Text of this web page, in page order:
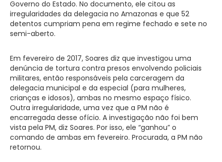
Governo do Estado. No documento, ele citou as
irregularidades da delegacia no Amazonas e que 52
detentos cumpriam pena em regime fechado e sete no
semi-aberto.
Em fevereiro de 2017, Soares diz que investigou uma
denúncia de tortura contra presos envolvendo policiais
militares, então responsáveis pela carceragem da
delegacia municipal e da especial (para mulheres,
crianças e idosos), ambas no mesmo espaço físico.
Outra irregularidade, uma vez que a PM não é
encarregada desse ofício. A investigação não foi bem
vista pela PM, diz Soares. Por isso, ele “ganhou” o
comando de ambas em fevereiro. Procurada, a PM não
retornou.